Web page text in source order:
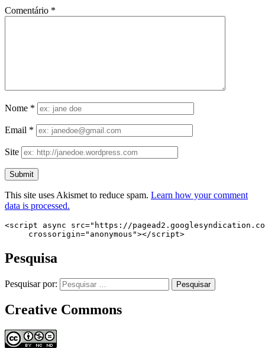
Comentário *
Nome *
Email *
Site
This site uses Akismet to reduce spam. Learn how your comment
data is processed.
<script async src="https://
     crossorigin="anonymous"></script>
Pesquisa
Pesquisar por:
Creative Commons